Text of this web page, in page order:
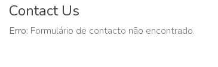
Contact Us
Erro: Formulário de contacto não encontrado.